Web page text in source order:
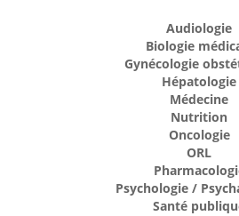
Audiologie
Biologie
Gynécologie
Hépatologie
Médecine
Nutrition
Oncologie
ORL
Psychologie /
Santé